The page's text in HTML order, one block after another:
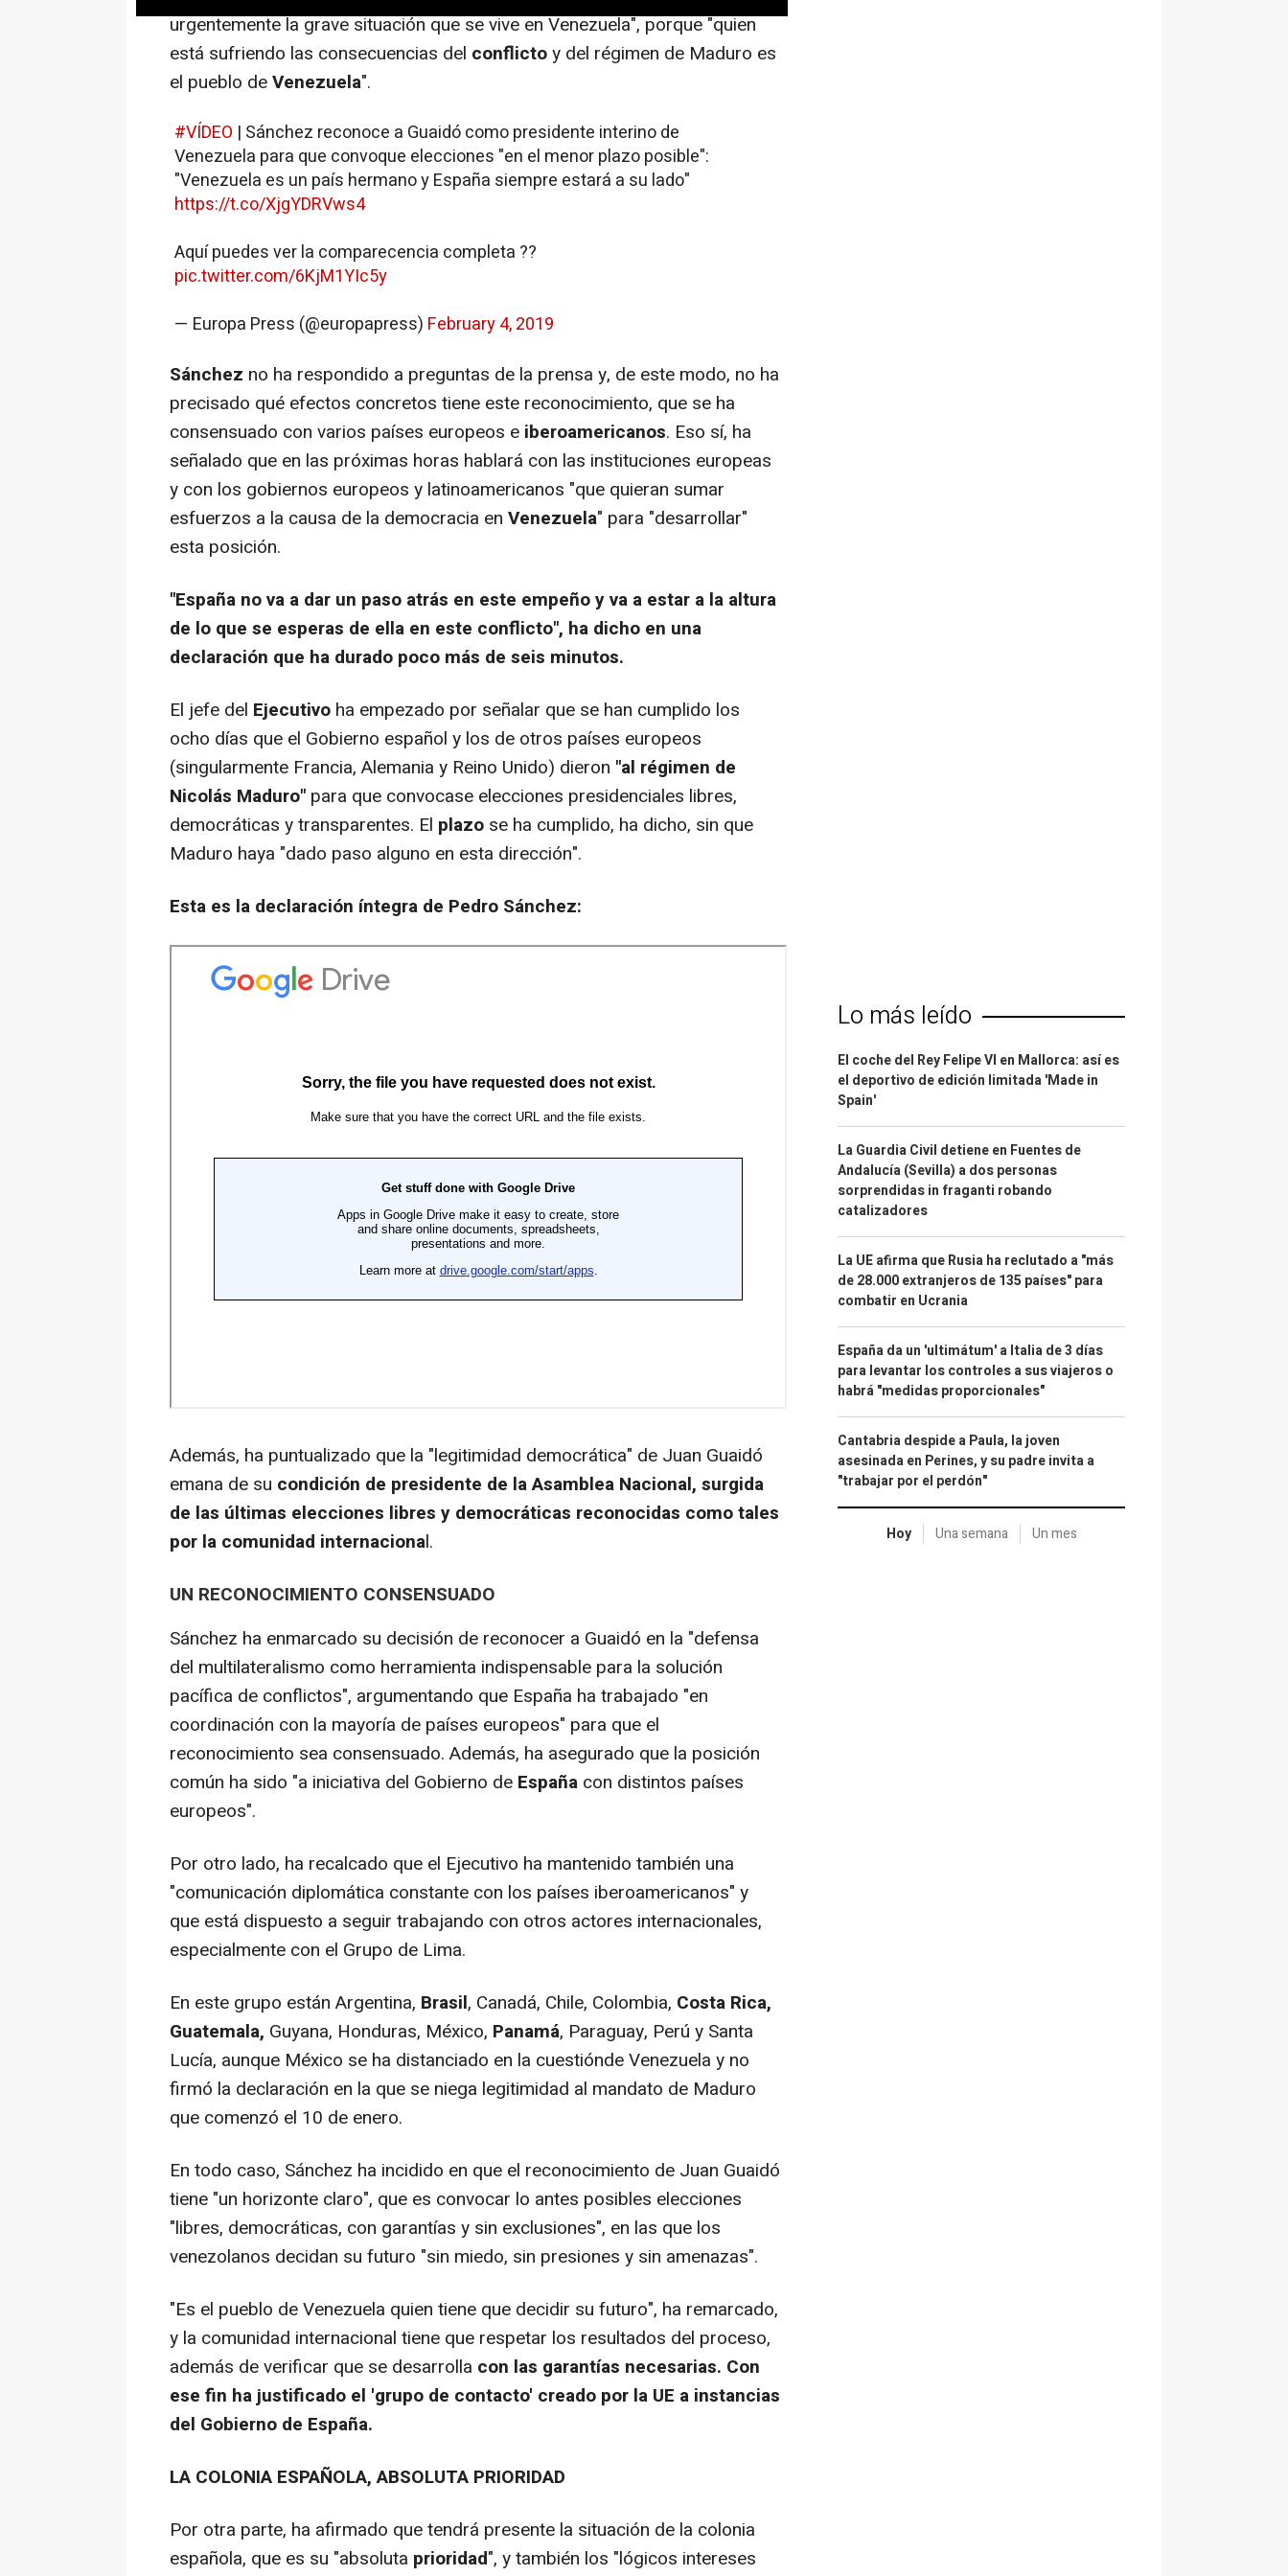
urgentemente la grave situación que se vive en Venezuela", porque "quien
está sufriendo las consecuencias del conflictoy del régimen de Maduro es
el pueblo deVenezuela".
#VÍDEO | Sánchez reconoce a Guaidó como presidente interino de
Venezuela para que convoque elecciones "en el menor plazo posible":
"Venezuela es un país hermano y España siempre estará a su lado"
https://t.co/XjgYDRVws4
Aquí puedes ver la comparecencia completa ??
pic.twitter.com/6KjM1YIc5y
— Europa Press (@europapress) February 4, 2019
Sánchez no ha respondido a preguntas de la prensa y, de este modo, no ha
precisado qué efectos concretos tiene este reconocimiento, que se ha
consensuado con varios países europeos e iberoamericanos. Eso sí, ha
señalado que en las próximas horas hablará con las instituciones europeas
y con los gobiernos europeos y latinoamericanos "que quieran sumar
esfuerzos a la causa de la democracia en Venezuela" para "desarrollar"
esta posición.
"España no va a dar un paso atrás en este empeño y va a estar a la altura
de lo que se esperas de ella en este conflicto", ha dicho en una
declaración que ha durado poco más de seis minutos.
El jefe del Ejecutivo ha empezado por señalar que se han cumplido los
ocho días que el Gobierno español y los de otros países europeos
(singularmente Francia, Alemania y Reino Unido) dieron "al régimen de
Nicolás Maduro" para que convocase elecciones presidenciales libres,
democráticas y transparentes. El plazo se ha cumplido, ha dicho, sin que
Maduro haya "dado paso alguno en esta dirección".
Esta es la declaración íntegra de Pedro Sánchez:
Además, ha puntualizado que la "legitimidad democrática" de Juan Guaidó
emana de su condición de presidente de la Asamblea Nacional, surgida
de las últimas elecciones libres y democráticas reconocidas como tales
por la comunidad internacional.
UN RECONOCIMIENTO CONSENSUADO
Sánchez ha enmarcado su decisión de reconocer a Guaidó en la "defensa
del multilateralismo como herramienta indispensable para la solución
pacífica de conflictos", argumentando que España ha trabajado "en
coordinación con la mayoría de países europeos" para que el
reconocimiento sea consensuado. Además, ha asegurado que la posición
común ha sido "a iniciativa del Gobierno de España con distintos países
europeos".
Por otro lado, ha recalcado que el Ejecutivo ha mantenido también una
"comunicación diplomática constante con los países iberoamericanos" y
que está dispuesto a seguir trabajando con otros actores internacionales,
especialmente con el Grupo de Lima.
En este grupo están Argentina, Brasil, Canadá, Chile, Colombia, Costa Rica,
Guatemala, Guyana, Honduras, México, Panamá, Paraguay, Perú y Santa
Lucía, aunque México se ha distanciado en la cuestiónde Venezuela y no
firmó la declaración en la que se niega legitimidad al mandato de Maduro
que comenzó el 10 de enero.
En todo caso, Sánchez ha incidido en que el reconocimiento de Juan Guaidó
tiene "un horizonte claro", que es convocar lo antes posibles elecciones
"libres, democráticas, con garantías y sin exclusiones", en las que los
venezolanos decidan su futuro "sin miedo, sin presiones y sin amenazas".
"Es el pueblo de Venezuela quien tiene que decidir su futuro", ha remarcado,
y la comunidad internacional tiene que respetar los resultados del proceso,
además de verificar que se desarrolla con las garantías necesarias. Con
ese fin ha justificado el 'grupo de contacto' creado por la UE a instancias
del Gobierno de España.
LA COLONIA ESPAÑOLA, ABSOLUTA PRIORIDAD
Por otra parte, ha afirmado que tendrá presente la situación de la colonia
española, que es su "absoluta prioridad", y también los "lógicos intereses
Lo más leído
El coche del Rey Felipe VI en Mallorca: así es
el deportivo de edición limitada 'Made in
Spain'
La Guardia Civil detiene en Fuentes de
Andalucía (Sevilla) a dos personas
sorprendidas in fraganti robando
catalizadores
La UE afirma que Rusia ha reclutado a "más
de 28.000 extranjeros de 135 países" para
combatir en Ucrania
España da un 'ultimátum' a Italia de 3 días
para levantar los controles a sus viajeros o
habrá "medidas proporcionales"
Cantabria despide a Paula, la joven
asesinada en Perines, y su padre invita a
"trabajar por el perdón"
Hoy Una semana Un mes